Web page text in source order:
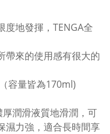
度地發揮，TENGA全
帶來的使用感有很大的
容量皆為170ml)
厚潤滑液質地滑潤，可
濕力強，適合長時間享